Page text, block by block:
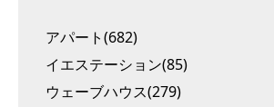
アパート(682)
イエステーション(85)
ウェーブハウス(279)